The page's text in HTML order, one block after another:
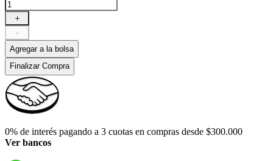
＋
－
Agregar a la bolsa
Finalizar Compra
0% de interés pagando a 3 cuotas en compras desde $300.000
Ver bancos